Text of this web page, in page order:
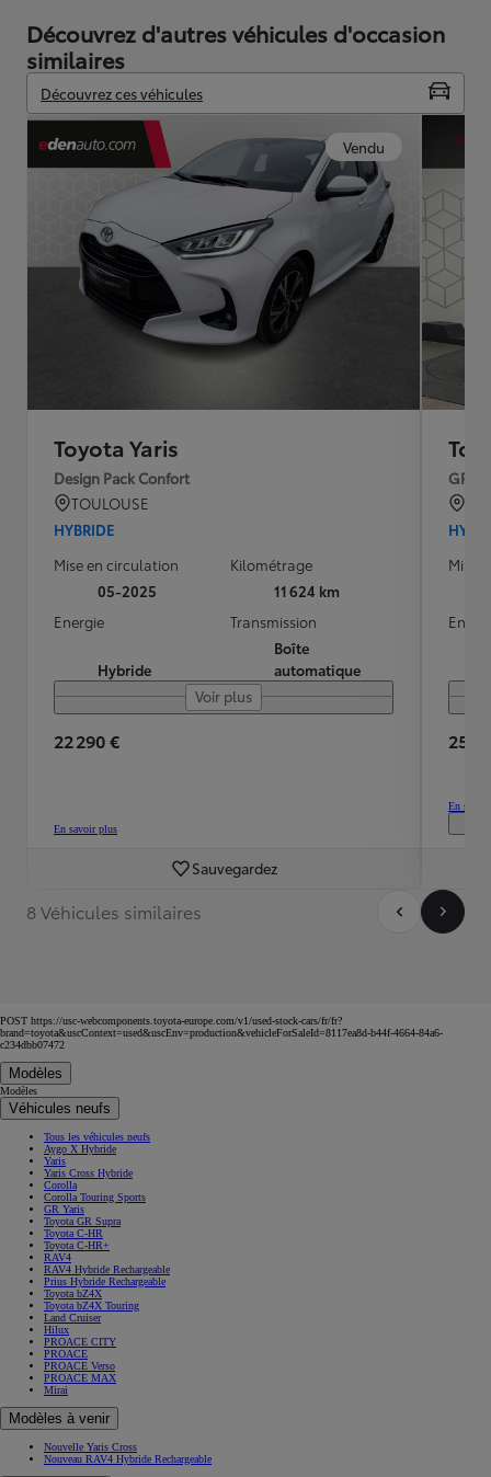
Découvrez d'autres véhicules d'occasion
similaires
Découvrez ces véhicules
Vendu
Toyota Yaris
Design Pack Confort
TOULOUSE
HYBRIDE
Mise en circulation
05-2025
Kilométrage
11 624 km
Energie
Hybride
Transmission
Boîte
automatique
Voir plus
22 290 €
En savoir plus
Sauvegardez
GR
Mise
25
En
8 Véhicules similaires
POST https://usc-webcomponents.toyota-europe.com/v1/used-stock-cars/fr/fr?
brand=toyota&uscContext=used&uscEnv=production&vehicleForSaleId=8117ea8d-b44f-4664-84a6-
c234dbb07472
Modèles
Modèles
Véhicules neufs
Tous les véhicules neufs
Aygo X Hybride
Yaris
Yaris Cross Hybride
Corolla
Corolla Touring Sports
GR Yaris
Toyota GR Supra
Toyota C-HR
Toyota C-HR+
RAV4
RAV4 Hybride Rechargeable
Prius Hybride Rechargeable
Toyota bZ4X
Toyota bZ4X Touring
Land Cruiser
Hilux
PROACE CITY
PROACE
PROACE Verso
PROACE MAX
Mirai
Modèles à venir
Nouvelle Yaris Cross
Nouveau RAV4 Hybride Rechargeable